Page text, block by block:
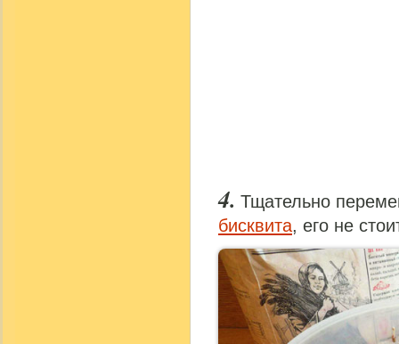
Тщательно
бисквита, его не